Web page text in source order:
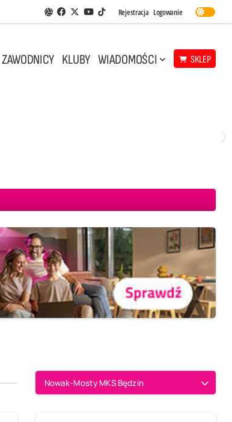
Aplikacja Siatkarskie Ligi
Facebook
Twitter
Youtube
TikTok
Rejestracja Logowanie
ZAWODNICY KLUBY WIADOMOŚCI SKLEP
Nowak-Mosty MKS Będzin